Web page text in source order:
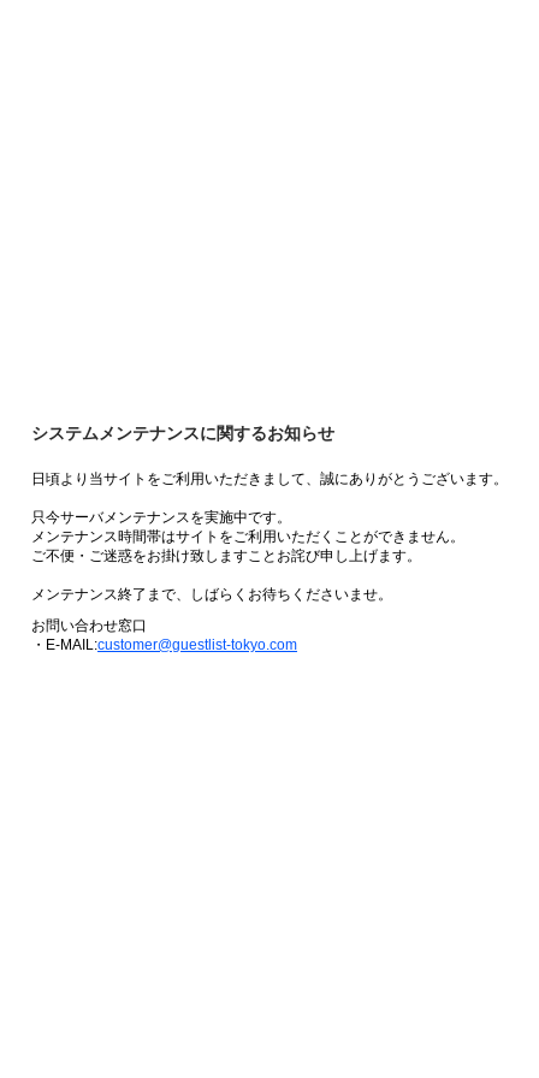
システムメンテナンスに関するお知らせ
日頃より当サイトをご利用いただきまして、誠にありがとうございます。
只今サーバメンテナンスを実施中です。
メンテナンス時間帯はサイトをご利用いただくことができません。
ご不便・ご迷惑をお掛け致しますことお詫び申し上げます。
メンテナンス終了まで、しばらくお待ちくださいませ。
お問い合わせ窓口
・E-MAIL:customer@guestlist-tokyo.com